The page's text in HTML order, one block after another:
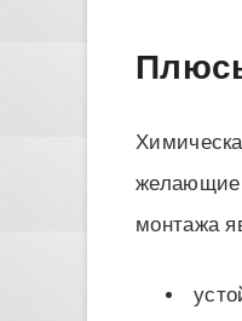
желающие
монтажа